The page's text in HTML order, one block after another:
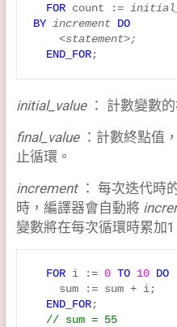
FOR count :=
BY increment DO
<statement>;
END_FOR
initial_value： 計數變數的
final_value：計數終點值
止循環。
increment： 每次迭代時
時，編譯器會自動將
變數將在每次循環時累加1
  FOR
i := 0 TO 10 DO
END_FOR;
// sum = 55